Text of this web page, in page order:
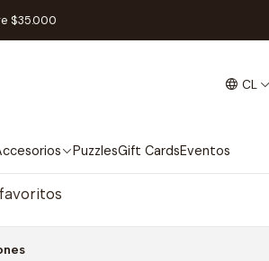
CL
PuzzlesGift CardsEventos
$35.000
Y SONIDOS -
al Carro